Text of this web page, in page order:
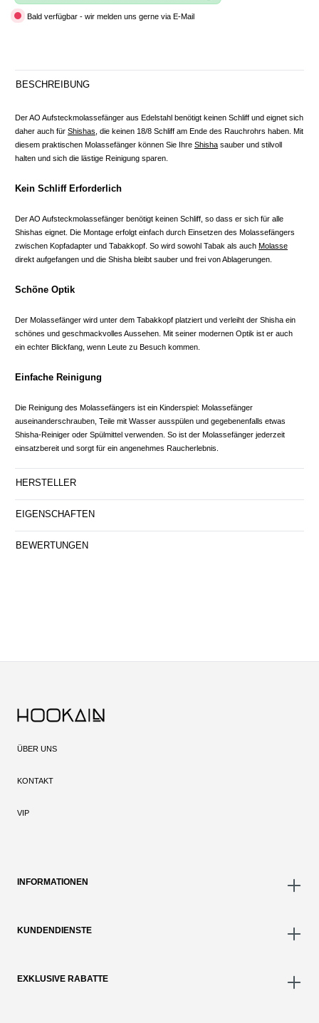
Bald verfügbar - wir melden uns gerne via E-Mail
BESCHREIBUNG
Der AO Aufsteckmolassefänger aus Edelstahl benötigt keinen Schliff und eignet sich
daher auch für Shishas , die keinen 18/8 Schliff am Ende des Rauchrohrs haben. Mit
diesem praktischen Molassefänger können Sie Ihre Shisha sauber und stilvoll
halten und sich die lästige Reinigung sparen.
Kein Schliff Erforderlich
Der AO Aufsteckmolassefänger benötigt keinen Schliff, so dass er sich für alle
Shishas eignet. Die Montage erfolgt einfach durch Einsetzen des Molassefängers
zwischen Kopfadapter und Tabakkopf. So wird sowohl Tabak als auch Molasse
direkt aufgefangen und die Shisha bleibt sauber und frei von Ablagerungen.
Schöne Optik
Der Molassefänger wird unter dem Tabakkopf platziert und verleiht der Shisha ein
schönes und geschmackvolles Aussehen. Mit seiner modernen Optik ist er auch
ein echter Blickfang, wenn Leute zu Besuch kommen.
Einfache Reinigung
Die Reinigung des Molassefängers ist ein Kinderspiel: Molassefänger
auseinanderschrauben, Teile mit Wasser ausspülen und gegebenenfalls etwas
Shisha-Reiniger oder Spülmittel verwenden. So ist der Molassefänger jederzeit
einsatzbereit und sorgt für ein angenehmes Raucherlebnis.
HERSTELLER
EIGENSCHAFTEN
BEWERTUNGEN
ÜBER UNS
KONTAKT
VIP
INFORMATIONEN
KUNDENDIENSTE
EXKLUSIVE RABATTE